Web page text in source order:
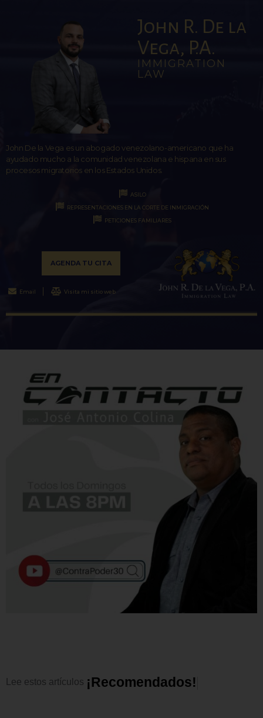
John R. De la
Vega, P.A.
IMMIGRATION
LAW
John De la Vega es un abogado venezolano-americano que ha
ayudado mucho a la comunidad venezolana e hispana en sus
procesos migratorios en los Estados Unidos.
ASILO
REPRESENTACIONES EN LA CORTE DE INMIGRACIÓN
PETICIONES FAMILIARES
AGENDA TU CITA
Email Visita mi sitio web
Lee estos artículos ¡Recomend ad os!